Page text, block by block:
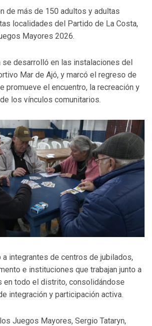
de más de 150 adultos y adultas
localidades del Partido de La Costa,
Mayores 2026.
se desarrolló en las instalaciones del
Mar de Ajó, y marcó el regreso de
promueve el encuentro, la recreación y
los vínculos comunitarios.
a integrantes de centros de jubilados,
e instituciones que trabajan junto a
en todo el distrito, consolidándose
integración y participación activa.
Juegos Mayores, Sergio Tataryn,